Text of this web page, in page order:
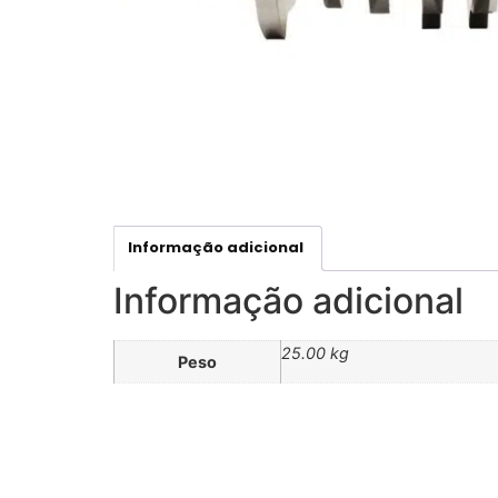
Informação adicional
Informação adicional
Peso 25.00 kg